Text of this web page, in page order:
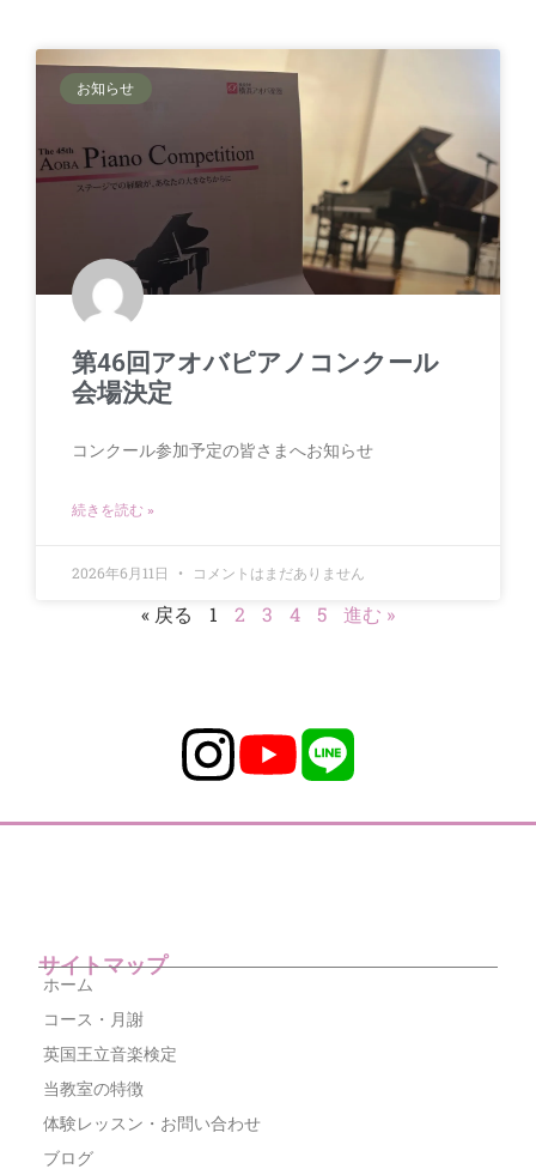
お知らせ
第46回アオバピアノコンクール
会場決定
コンクール参加予定の皆さまへお知らせ
続きを読む »
2026年6月11日 コメントはまだありません
« 戻る 1 2 3 4 5 進む »
サイトマップ
ホーム
コース・月謝
英国王立音楽検定
当教室の特徴
体験レッスン・お問い合わせ
ブログ